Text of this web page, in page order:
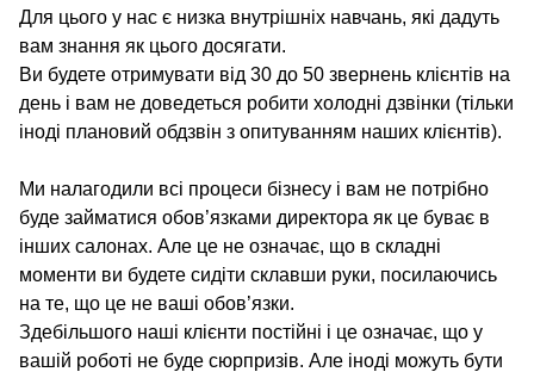
Для цього у нас є низка внутрішніх навчань, які дадуть
вам знання як цього досягати.
Ви будете отримувати від 30 до 50 звернень клієнтів на
день і вам не доведеться робити холодні дзвінки (тільки
іноді плановий обдзвін з опитуванням наших клієнтів).
Ми налагодили всі процеси бізнесу і вам не потрібно
буде займатися обов’язками директора як це буває в
інших салонах. Але це не означає, що в складні
моменти ви будете сидіти склавши руки, посилаючись
на те, що це не ваші обов’язки.
Здебільшого наші клієнти постійні і це означає, що у
вашій роботі не буде сюрпризів. Але іноді можуть бути